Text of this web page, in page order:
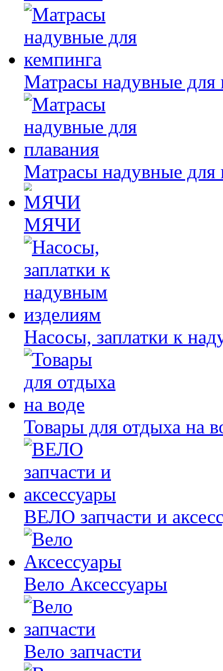
Матрасы надувные для
Матрасы надувные для
МЯЧИ
Насосы, заплатки к
Товары для отдыха на
ВЕЛО запчасти и
Вело Аксессуары
Вело запчасти